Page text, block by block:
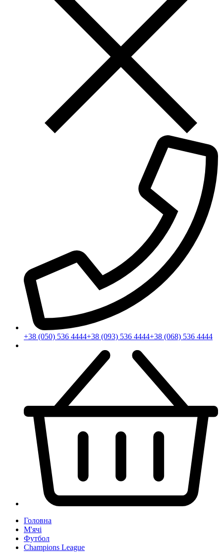
+38 (050) 536 4444+38 (093) 536 4444+38 (068) 536 4444
Головна
М'ячі
Футбол
Champions League